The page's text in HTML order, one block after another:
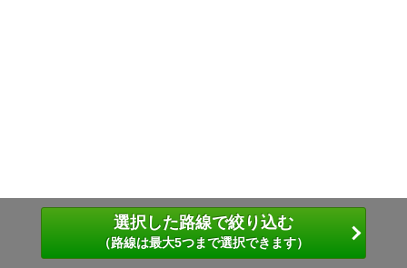
選択した路線で絞り込む
（路線は最大5つまで選択できます）